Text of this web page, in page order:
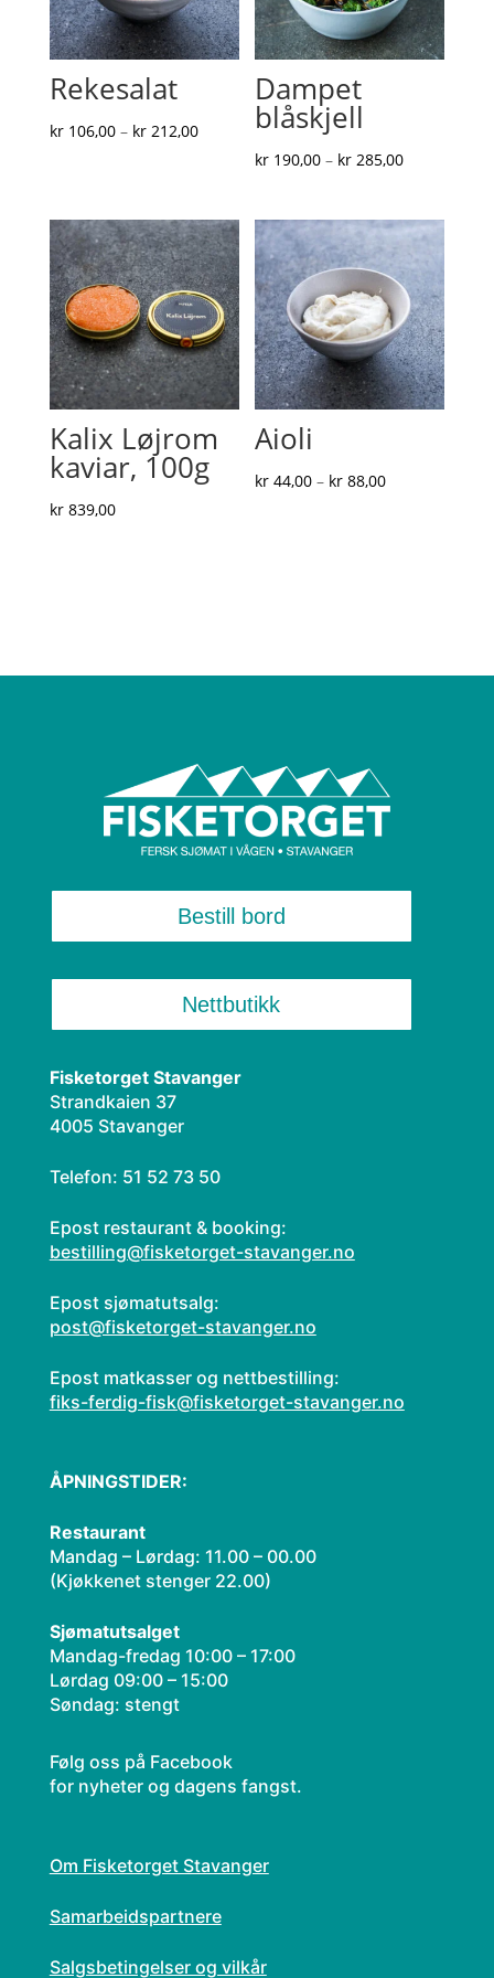
Rekesalat
kr106,00 – kr212,00Prisområde:
kr 106,00
kr 212,00
Dampet
blåskjell
kr 190,00 – kr 285,00Prisområde:
til
Kalix Løjrom
kaviar, 100g
kr839,00
Aioli
kr 44,00 – kr 88,00Prisområde:
Bestill bord
Nettbutikk
Fisketorget Stavanger
Strandkaien 37
4005 Stavanger
Telefon: 51 52 73 50
Epost restaurant & booking:
bestilling@fisketorget-stavanger.no
Epost sjømatutsalg:
post@fisketorget-stavanger.no
Epost matkasser og nettbestilling:
fiks-ferdig-fisk@fisketorget-stavanger.no
ÅPNINGSTIDER:
Restaurant
Mandag – Lørdag: 11.00 – 00.00
(Kjøkkenet stenger 22.00)​
Sjømatutsalget
Mandag-fredag 10:00 – 17:00
Lørdag 09:00 – 15:00
Søndag: stengt
Følg oss på Facebook
for nyheter og dagens fangst.
Om Fisketorget Stavanger
Samarbeidspartnere
Salgsbetingelser og vilkår